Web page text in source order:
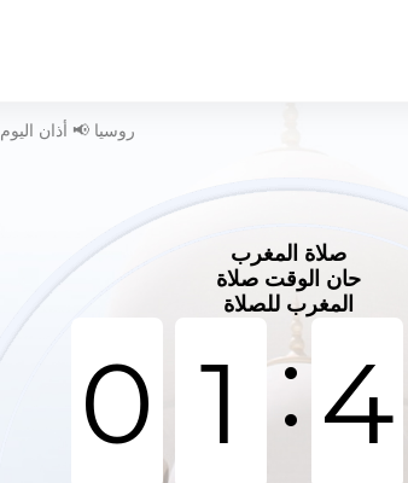
وقت الصلاة في Polazna - روسيا 📢 أذان اليوم
صلاة المغرب
حان الوقت صلاة
المغرب للصلاة
0 1 :4